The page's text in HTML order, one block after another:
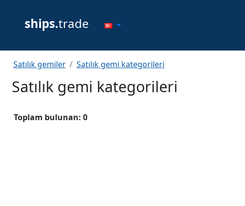
ships.trade
Satılık gemiler Satılık gemi kategorileri
Satılık gemi kategorileri
Toplam bulunan: 0